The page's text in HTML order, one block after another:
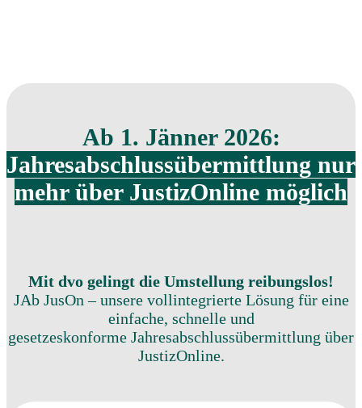
Ab 1. Jänner 2026:
Jahresabschlussübermittlung nur
mehr über JustizOnline möglich
Mit dvo gelingt die Umstellung reibungslos!
JAb JusOn – unsere vollintegrierte Lösung für eine
einfache, schnelle und
gesetzeskonforme Jahresabschlussübermittlung über
JustizOnline.